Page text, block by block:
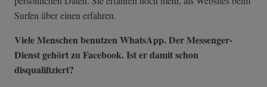
Surfen über einen erfahren.
Viele Menschen benutzen WhatsApp. Der Messenger-
Dienst gehört zu Facebook. Ist er damit schon
disqualifiziert?